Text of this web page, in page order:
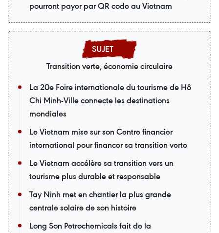
pourront payer par QR code au Vietnam
Transition verte, économie circulaire
La 20e Foire internationale du tourisme de Hô
Chi Minh-Ville connecte les destinations
mondiales
Le Vietnam mise sur son Centre financier
international pour financer sa transition verte
Le Vietnam accélère sa transition vers un
tourisme plus durable et responsable
Tay Ninh met en chantier la plus grande
centrale solaire de son histoire
Long Son Petrochemicals fait de la